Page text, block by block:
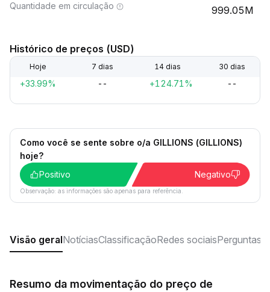
Quantidade em circulação 999.05M
Histórico de preços (USD)
Hoje 7 dias 14 dias 30 dias
+33.99% -- +124.71% --
Como você se sente sobre o/a GILLIONS (GILLIONS)
hoje?
Positivo
Negativo
Observação: as informações são apenas para referência.
Visão geralNotíciasClassificaçãoRedes sociaisPerguntas
Resumo da movimentação do preço de